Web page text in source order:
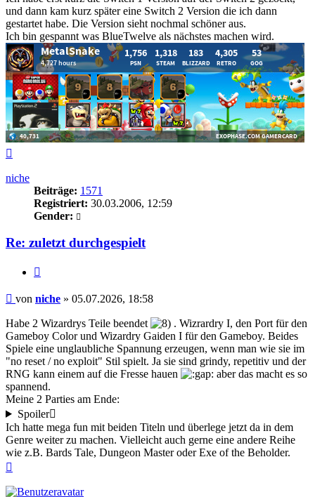
und dann kam kurz später eine Switch 2 Version die ich dann
gestartet habe. Die Version sieht nochmal schöner aus.
Ich bin gespannt was BlueTwelve als nächstes machen wird.
niche
Beiträge: 1571
Registriert: 30.03.2006, 12:59
Gender:
Re: zuletzt durchgespielt
Beitrag
von niche » 05.07.2026, 18:58
Habe 2 Wizardrys Teile beendet
. Wizrardry I, den Port für den
Gameboy Color und Wizardry Gaiden I für den Gameboy. Beides
Spiele eine unglaubliche Spannung erzeugen, wenn man wie sie im
"no reset / no exploit" Stil spielt. Ja sie sind grindy, repetitiv und der
RNG kann einem auf die Fresse hauen
aber das macht es so
spannend.
Meine 2 Parties am Ende:
Spoiler
Ich hatte mega fun mit beiden Titeln und überlege jetzt da in dem
Genre weiter zu machen. Vielleicht auch gerne eine andere Reihe
wie z.B. Bards Tale, Dungeon Master oder Exe of the Beholder.